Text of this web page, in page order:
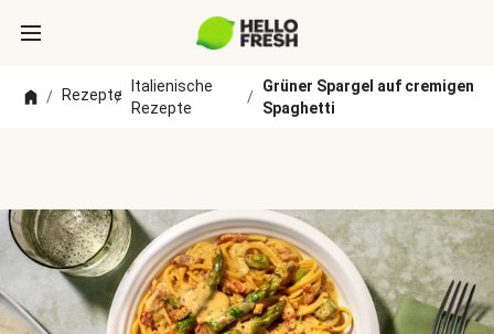
/ Rezepte
/
Italienische
Rezepte
/
Grüner Spargel auf cremigen
Spaghetti